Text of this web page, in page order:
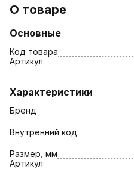
О товаре
Основные
Код товара
Артикул
Характеристики
Бренд
Внутренний код
Размер, мм
Артикул